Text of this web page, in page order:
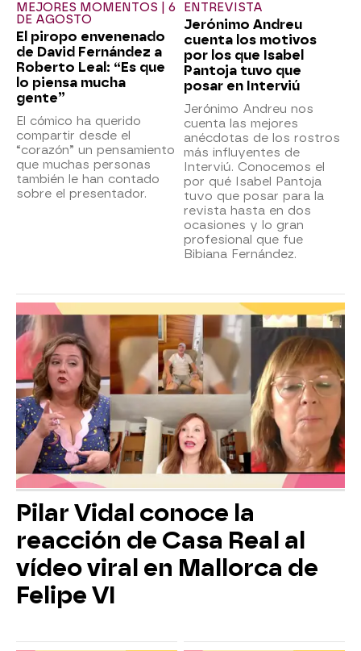
MEJORES MOMENTOS | 6
DE AGOSTO
El piropo envenenado
de David Fernández a
Roberto Leal: “Es que
lo piensa mucha
gente”
El cómico ha querido
compartir desde el
“corazón” un pensamiento
que muchas personas
también le han contado
sobre el presentador.
ENTREVISTA
Jerónimo Andreu
cuenta los motivos
por los que Isabel
Pantoja tuvo que
posar en Interviú
Jerónimo Andreu nos
cuenta las mejores
anécdotas de los rostros
más influyentes de
Interviú. Conocemos el
por qué Isabel Pantoja
tuvo que posar para la
revista hasta en dos
ocasiones y lo gran
profesional que fue
Bibiana Fernández.
Pilar Vidal conoce la
reacción de Casa Real al
vídeo viral en Mallorca de
Felipe VI